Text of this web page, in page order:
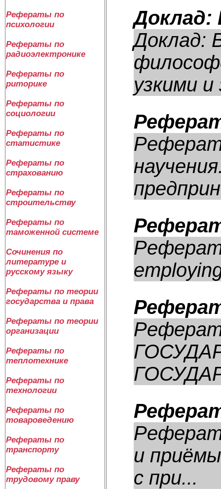
Рефераты по
психологии
Рефераты по
радиоэлектронике
Рефераты по
риторике
Рефераты по
социологии
Рефераты по
статистике
Рефераты по
страхованию
Рефераты по
строительству
Рефераты по
таможенной системе
Сочинения по
литературе и
русскому языку
Рефераты по теории
государства и права
Рефераты по теории
организации
Рефераты по
теплотехнике
Рефераты по
технологии
Рефераты по
товароведению
Рефераты по
транспорту
Рефераты по
трудовому праву
Доклад:
узкими и
и
с при...